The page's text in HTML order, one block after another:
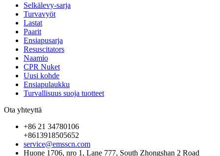
Selkälevy-sarja
Turvavyöt
Lastat
Paarit
Ensiapusarja
Resuscitators
Naamio
CPR Nuket
Uusi kohde
Ensiapulaukku
Turvallisuus suoja tuotteet
Ota yhteyttä
+86 21 34780106
+8613918505652
service@emsscn.com
Huone 1706, nro 1, Lane 777, South Zhongshan 2 Road